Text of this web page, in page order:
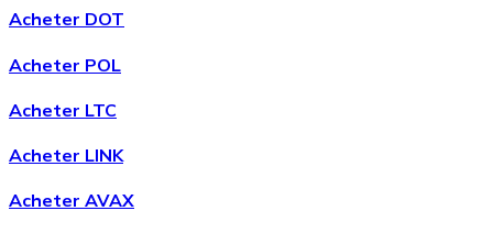
WBTC
Acheter DOT
Acheter POL
Acheter LTC
Acheter LINK
Acheter AVAX